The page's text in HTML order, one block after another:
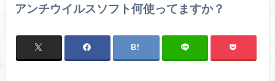
アンチウイルスソフト何使ってますか？